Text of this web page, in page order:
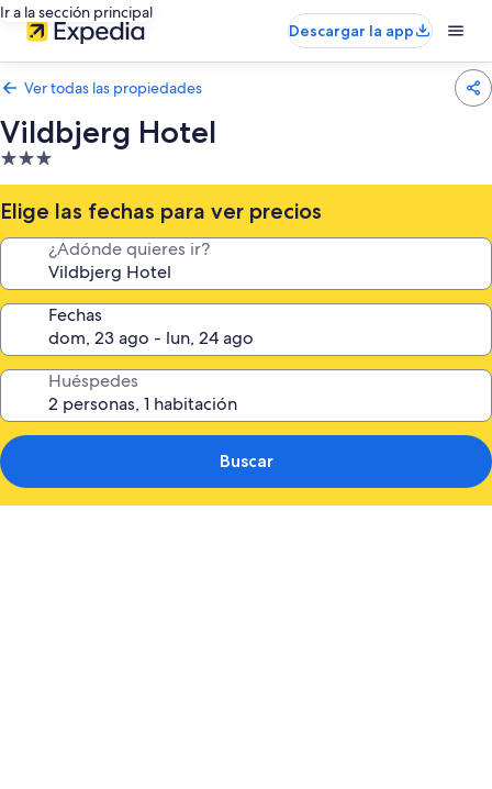
Ir a la sección principal
Descargar la app
Ver todas las propiedades
Vildbjerg Hotel
Propiedad
de
3.0
estrellas
Elige las fechas para ver precios
¿Adónde quieres ir?
Fechas
Huéspedes
Buscar